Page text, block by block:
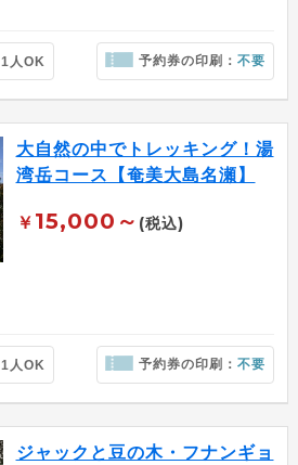
1人OK 予約券の印刷：不要
大自然の中でトレッキング！湯
湾岳コース【奄美大島名瀬】
￥ 15,000～ (税込)
1人OK 予約券の印刷：不要
ジャックと豆の木・フナンギョ